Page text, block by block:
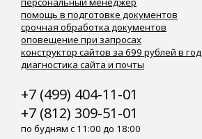
помощь в подготовке документов
срочная обработка документов
оповещение при запросах
конструктор сайтов за 699 рублей в год
диагностика сайта и почты
+7 (499) 404-11-01
+7 (812) 309-51-01
по будням с 11:00 до 18:00